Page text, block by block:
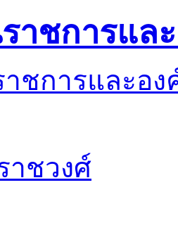
าชการแล
าชวงศ์